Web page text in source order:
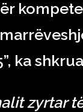
ka
zyrtar